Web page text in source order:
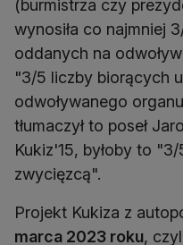
(burmistrza czy
wynosiła co najmniej
oddanych na
"3/5 liczby biorących
odwoływanego
tłumaczył to poseł
Kukiz'15, byłoby to
zwycięzcą".
Projekt Kukiza z
marca 2023 roku,